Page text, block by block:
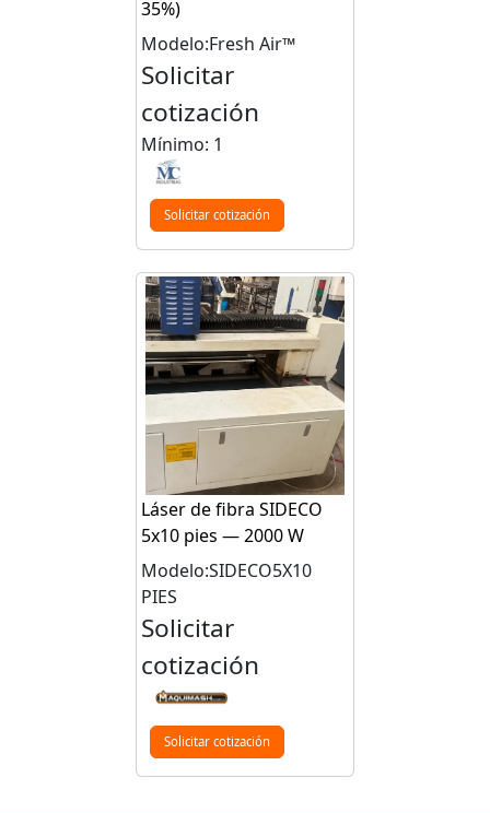
35%)
Modelo:Fresh Air™
Solicitar
cotización
Mínimo: 1
Solicitar cotización
Láser de fibra SIDECO
5x10 pies — 2000 W
Modelo:SIDECO5X10
PIES
Solicitar
cotización
Solicitar cotización